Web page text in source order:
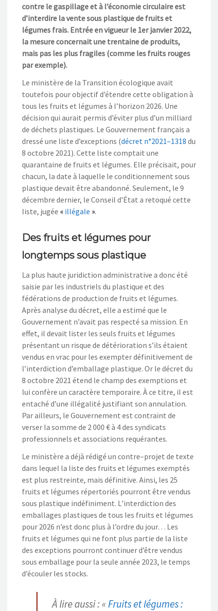
contre le gaspillage et à l’économie circulaireest
d’interdire la vente sous plastique de fruits et
légumes frais. Entrée en vigueur le 1er janvier 2022,
la mesure concernait une trentaine de produits,
mais pas les plus fragiles (comme les fruits rouges
par exemple).
Le ministère de la Transition écologique avait
toutefois pour objectif d’étendre cette obligation à
tous les fruits et légumes à l’horizon 2026. Une
décision qui aurait permis d’éviter plus d’un milliard
de déchets plastiques. Le Gouvernement français a
dressé une liste d’exceptions (décret n°2021–1318 du
8 octobre 2021). Cette liste comptait une
quarantaine de fruits et légumes. Elle précisait, pour
chacun, la date à laquelle le conditionnement sous
plastique devait être abandonné. Seulement, le 9
décembre dernier, le Conseil d’État a retoqué cette
liste, jugée « illégale ».
Des fruits et légumes pour
longtemps sous plastique
L a plus haute juridiction administrative a donc été
saisie par les industriels du plastique et des
fédérations de production de fruits et légumes.
Après analyse du décret, elle a estimé que le
Gouvernement n’avait pas respecté sa mission. En
effet, il devait lister les seuls fruits et légumes
présentant un risque de détérioration s’ils étaient
vendus en vrac pour les exempter définitivement de
l’interdiction d’emballage plastique. Or le décret du
8 octobre 2021 étend le champ des exemptions et
lui confère un caractère temporaire. À ce titre, il est
entaché d’une illégalité justifiant son annulation.
Par ailleurs, le Gouvernement est contraint de
verser la somme de 2 000 €à 4 des syndicats
professionnels et associations requérantes.
Le ministère a déjà rédigé un contre–projet de texte
dans lequel la liste des fruits et légumes exemptés
est plus restreinte, mais définitive. Ainsi, les 25
fruits et légumes répertoriés pourront être vendus
sous plastique indéfiniment. L ’interdiction des
emballages plastiques de tous les fruits et légumes
pour 2026 n’est donc plus à l’ordre du jour… Les
fruits et légumes qui ne font plus partie de la liste
des exceptions pourront continuer d’être vendus
sous emballage pour la seule année 2023, le temps
d’écouler les stocks.
À lire aussi : «Fruits et légumes :